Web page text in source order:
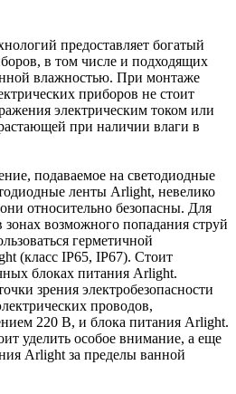
предоставляет богатый
в том числе и подходящих
влажностью. При монтаже
приборов не стоит
электрическим током или
при наличии влаги в
подаваемое на светодиодные
ленты Arlight, невелико
относительно безопасны. Для
возможного попадания струй
герметичной
(класс IP65, IP67). Стоит
блоках питания Arlight.
зрения электробезопасности
проводов,
220 В, и блока питания Arlight.
уделить особое внимание, а еще
Arlight за пределы ванной